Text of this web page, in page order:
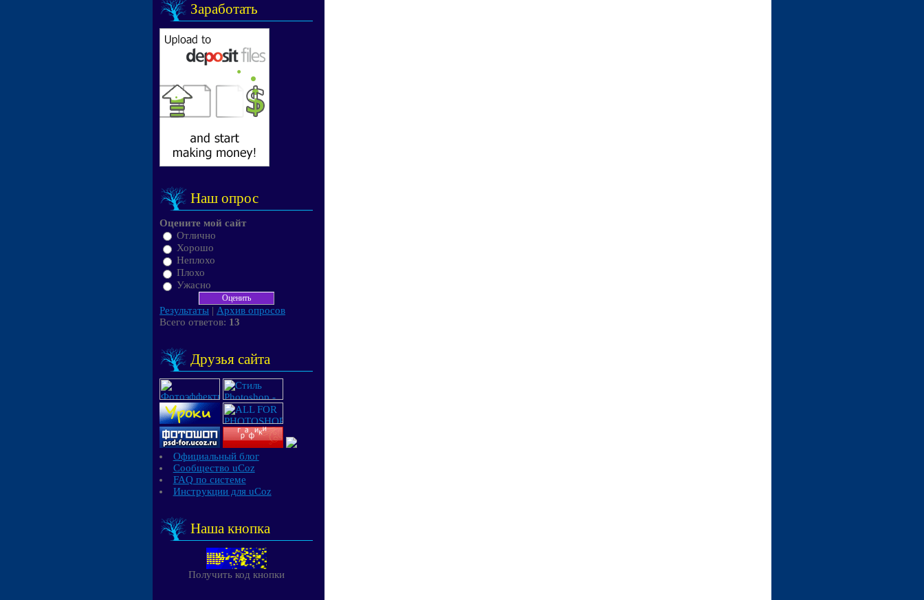
Заработать
Наш опрос
Оцените мой сайт
Отлично
Хорошо
Неплохо
Плохо
Ужасно
Результаты | Архив опросов
Всего ответов: 13
Друзья сайта
Официальный блог
Сообщество uCoz
FAQ по системе
Инструкции для uCoz
Наша кнопка
Получить код кнопки